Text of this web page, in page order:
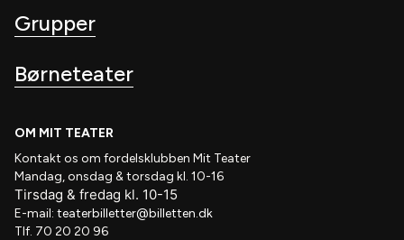
Grupper
Børneteater
OM MIT TEATER
Kontakt os om fordelsklubben Mit Teater
Mandag, onsdag & torsdag kl. 10-16
Tirsdag & fredag kl. 10-15
E-mail: teaterbilletter@billetten.dk
Tlf. 70 20 20 96